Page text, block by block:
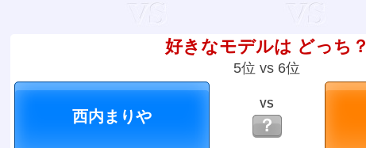
好きなモデルは どっち？
5位 vs 6位
VS
？